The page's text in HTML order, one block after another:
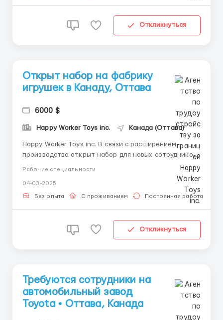
Откликнуться
Открыт набор на фабрику
игрушек в Канаду, Оттава
6000 $
Happy Worker Toys inc. Канада (Оттава)
Happy Worker Toys inc. В связи с расширением
производства открыт набор для новых сотрудников
Команда Happy Worker с радостью занята созданием
нестандартных игрушек и эксклюзивных предметов
коллекционирования. Как и большинство творчес...
Рабочие специальности
04-03-2025
Без опыта С проживанием Постоянная работа
Откликнуться
Требуются сотрудники на
автомобильный завод
Toyota • Оттава, Канада